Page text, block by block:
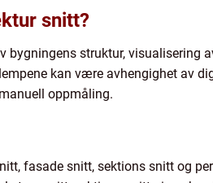
snitt?
bygningens struktur, visualisering
kan være avhengighet av
oppmåling.
fasade snitt, sektions snitt og